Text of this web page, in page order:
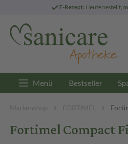
E-Rezept: Heute bestellt,
Menü Bestseller
Markenshop FORTIMEL
Fortimel Compact